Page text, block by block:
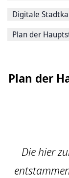
Digitale
Plan der
Plan der
Die hier